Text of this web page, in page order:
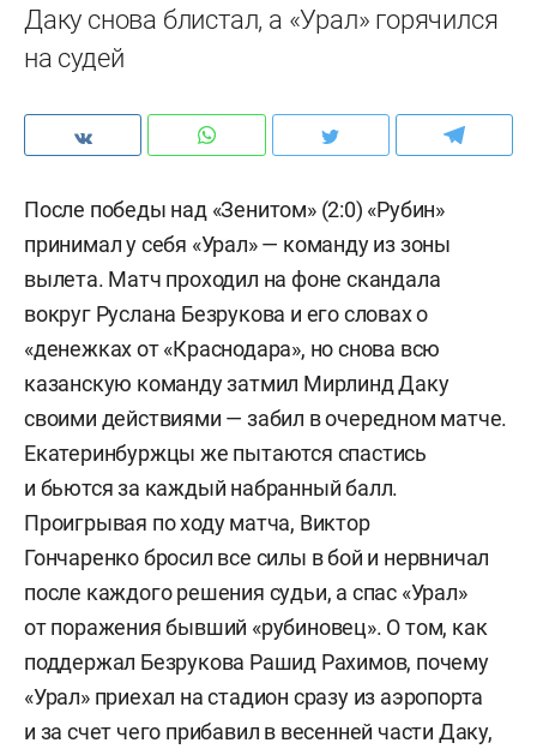
Даку снова блистал, а «Урал» горячился
на судей
После победы над «Зенитом» (2:0) «Рубин»
принимал у себя «Урал» — команду из зоны
вылета. Матч проходил на фоне скандала
вокруг Руслана Безрукова и его словах о
«денежках от «Краснодара», но снова всю
казанскую команду затмил Мирлинд Даку
своими действиями — забил в очередном матче.
Екатеринбуржцы же пытаются спастись
и бьются за каждый набранный балл.
Проигрывая по ходу матча, Виктор
Гончаренко бросил все силы в бой и нервничал
после каждого решения судьи, а спас «Урал»
от поражения бывший «рубиновец». О том, как
поддержал Безрукова Рашид Рахимов, почему
«Урал» приехал на стадион сразу из аэропорта
и за счет чего прибавил в весенней части Даку,